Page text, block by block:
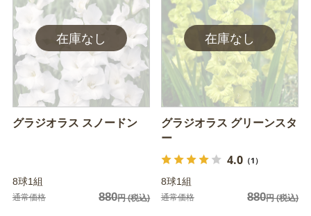
グラジオラス スノードン
8球1組
通常価格 880円(税込)
グラジオラス グリーンスタ
ー
4.0（1）
8球1組
通常価格 880円(税込)